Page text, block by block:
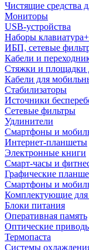
Чистящие средства
Мониторы
USB-устройства
Наборы
ИБП, сетевые
Кабели и
Стяжки и площадки
Кабели для
Стабилизаторы
Источники
Сетевые фильтры
Удлинители
Смартфоны и
Интернет-планшеты
Электронные книги
Смарт-часы и
Графические
Смартфоны и
Комплектующие
Блоки питания
Оперативная память
Оптические
Термопаста
Системы